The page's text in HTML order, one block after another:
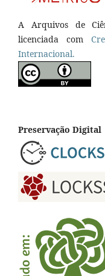
A Arquivos de
licenciada com
Internacional.
Preservação Digital